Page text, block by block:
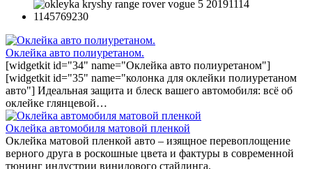
Оклейка авто полиуретаном.
[widgetkit id="34" name="Оклейка авто полиуретаном"]
[widgetkit id="35" name="колонка для оклейки полиуретаном
авто"] Идеальная защита и блеск вашего автомобиля: всё об
оклейке глянцевой…
Оклейка автомобиля матовой пленкой
Оклейка матовой пленкой авто – изящное перевоплощение
верного друга в роскошные цвета и фактуры в современной
тюнинг индустрии винилового стайлинга.